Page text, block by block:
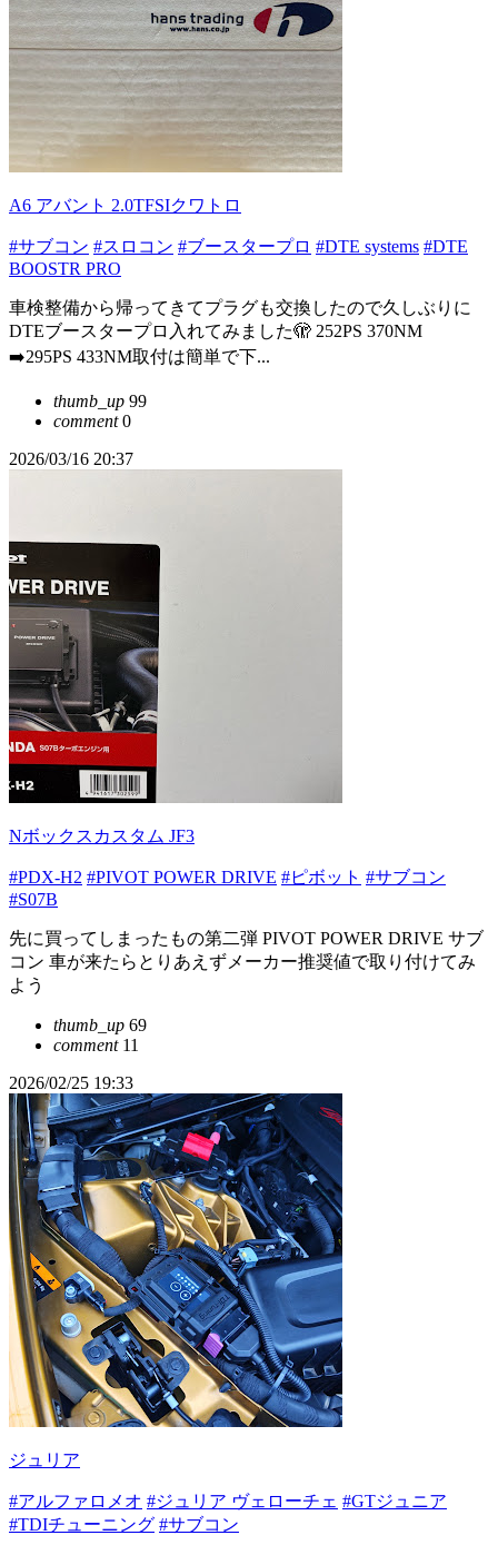
A6 アバント 2.0TFSIクワトロ
#サブコン #スロコン #ブースタープロ #DTE systems #DTE
BOOSTR PRO
車検整備から帰ってきてプラグも交換したので久しぶりに
DTEブースタープロ入れてみました🫣 252PS 370NM
➡️295PS 433NM取付は簡単で下...
thumb_up 99
comment0
2026/03/16 20:37
Nボックスカスタム JF3
#PDX-H2 #PIVOT POWER DRIVE #ピボット #サブコン
#S07B
先に買ってしまったもの第二弾 PIVOT POWER DRIVE サブ
コン 車が来たらとりあえずメーカー推奨値で取り付けてみ
よう
thumb_up 69
comment11
2026/02/25 19:33
ジュリア
#アルファロメオ #ジュリア ヴェローチェ #GTジュニア
#TDIチューニング #サブコン